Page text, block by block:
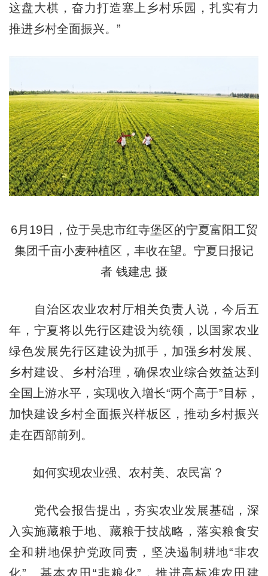
这盘大棋，奋力打造塞上乡村乐园，扎实有力
推进乡村全面振兴。”
6月19日，位于吴忠市红寺堡区的宁夏富阳工贸
集团千亩小麦种植区，丰收在望。宁夏日报记
者 钱建忠 摄
自治区农业农村厅相关负责人说，今后五
年，宁夏将以先行区建设为统领，以国家农业
绿色发展先行区建设为抓手，加强乡村发展、
乡村建设、乡村治理，确保农业综合效益达到
全国上游水平，实现收入增长“两个高于”目标，
加快建设乡村全面振兴样板区，推动乡村振兴
走在西部前列。
如何实现农业强、农村美、农民富？
党代会报告提出，夯实农业发展基础，深
入实施藏粮于地、藏粮于技战略，落实粮食安
全和耕地保护党政同责，坚决遏制耕地“非农
化”、基本农田“非粮化”，推进高标准农田建